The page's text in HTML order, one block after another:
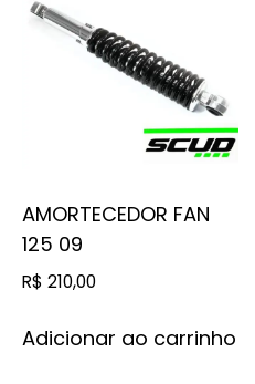
AMORTECEDOR FAN
125 09
R$ 210,00
Adicionar ao carrinho